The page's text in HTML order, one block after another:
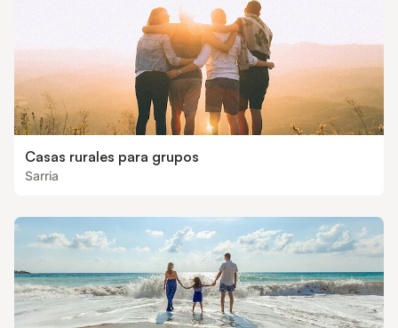
Casas rurales para grupos
Sarria